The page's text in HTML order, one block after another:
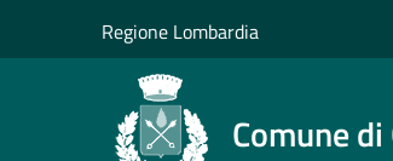
Regione Lombardia
Comune